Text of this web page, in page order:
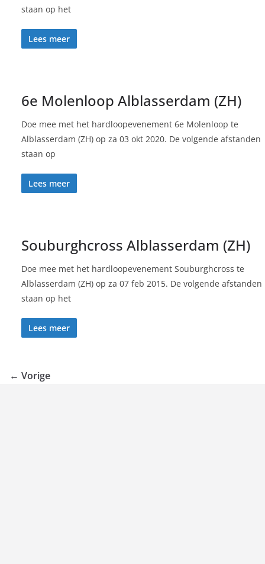
staan op het
Lees meer
6e Molenloop Alblasserdam (ZH)
Doe mee met het hardloopevenement 6e Molenloop te
Alblasserdam (ZH) op za 03 okt 2020. De volgende afstanden
staan op
Lees meer
Souburghcross Alblasserdam (ZH)
Doe mee met het hardloopevenement Souburghcross te
Alblasserdam (ZH) op za 07 feb 2015. De volgende afstanden
staan op het
Lees meer
← Vorige